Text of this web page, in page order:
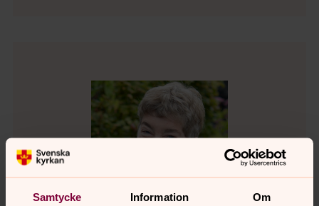
Samtycke Information Om